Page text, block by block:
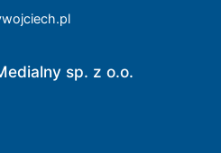
sp. z o.o.